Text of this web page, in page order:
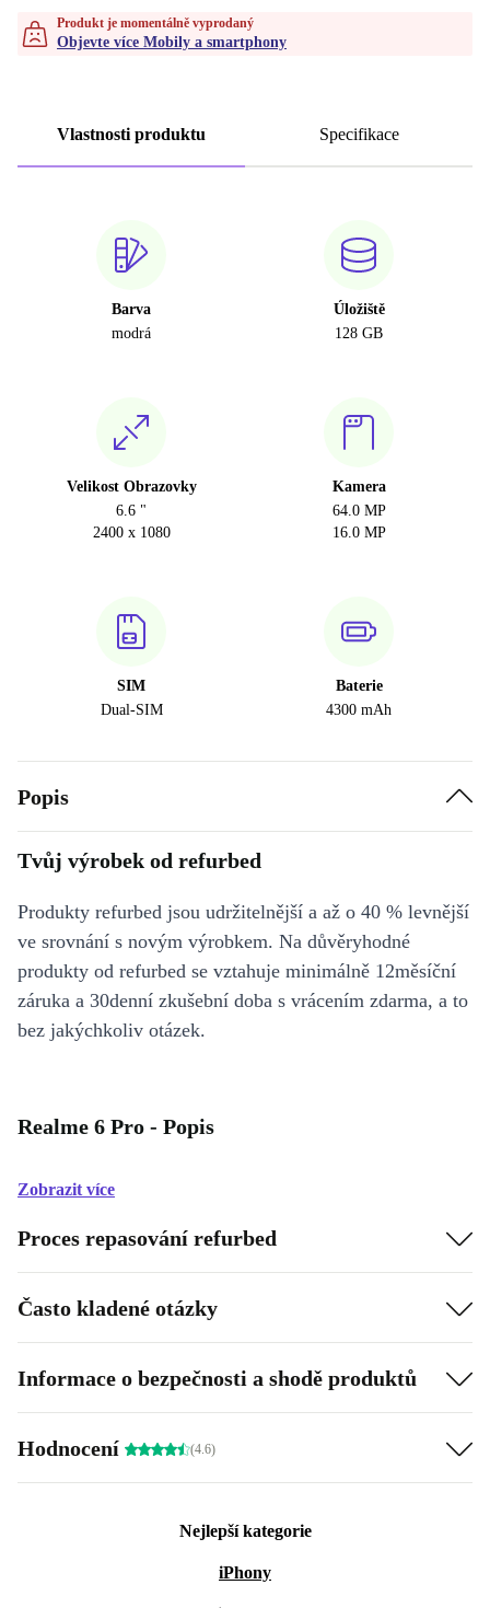
Produkt je momentálně vyprodaný
Objevte více Mobily a smartphony
Vlastnosti produktu Specifikace
Barva
modrá
Úložiště
128 GB
Velikost Obrazovky
6.6 "
2400 x 1080
Kamera
64.0 MP
16.0 MP
SIM
Dual-SIM
Baterie
4300 mAh
Popis
Tvůj výrobek od refurbed
Produkty refurbed jsou udržitelnější a až o 40 % levnější
ve srovnání s novým výrobkem. Na důvěryhodné
produkty od refurbed se vztahuje minimálně 12měsíční
záruka a 30denní zkušební doba s vrácením zdarma, a to
bez jakýchkoliv otázek.
Realme 6 Pro - Popis
Zobrazit více
Proces repasování refurbed
Často kladené otázky
Informace o bezpečnosti a shodě produktů
Hodnocení (4.6)
Nejlepší kategorie
iPhony